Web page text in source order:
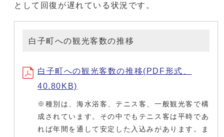
として回復が遅れている状況です。
白子町への観光客数の推移
白子町への観光客数の推移(PDF形式、
40.80KB)
※種別は、海水浴客、テニス客、一般観光客で構
成されています。その中でもテニス客は平時であ
れば年間を通して安定した入込みがあります。ま